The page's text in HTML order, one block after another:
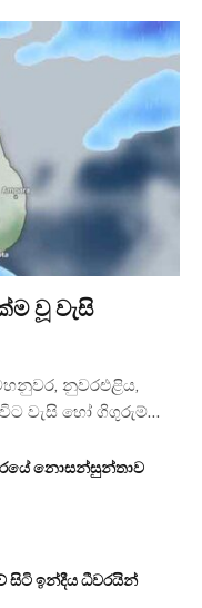
වූ වැසි
නුවරඑළිය,
වැසි හෝ ගිගුරුම්…
නොසන්සුන්තාව
සිටි ඉන්දීය ධීවරයින්